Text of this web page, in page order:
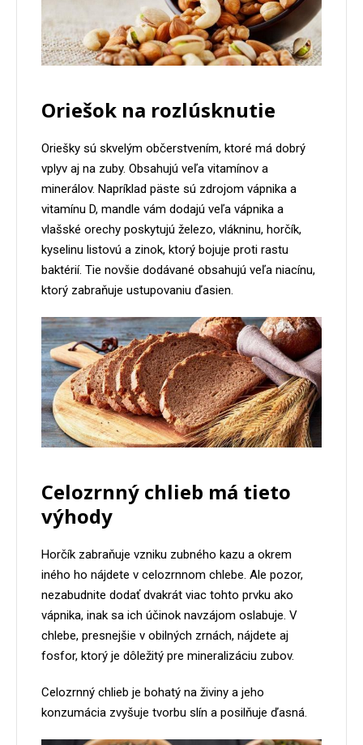
Oriešok na rozlúsknutie
Oriešky sú skvelým občerstvením, ktoré má dobrý
vplyv aj na zuby. Obsahujú veľa vitamínov a
minerálov. Napríklad päste sú zdrojom vápnika a
vitamínu D, mandle vám dodajú veľa vápnika a
vlašské orechy poskytujú železo, vlákninu, horčík,
kyselinu listovú a zinok, ktorý bojuje proti rastu
baktérií. Tie novšie dodávané obsahujú veľa niacínu,
ktorý zabraňuje ustupovaniu ďasien.
Celozrnný chlieb má tieto
výhody
Horčík zabraňuje vzniku zubného kazu a okrem
iného ho nájdete v celozrnnom chlebe. Ale pozor,
nezabudnite dodať dvakrát viac tohto prvku ako
vápnika, inak sa ich účinok navzájom oslabuje. V
chlebe, presnejšie v obilných zrnách, nájdete aj
fosfor, ktorý je dôležitý pre mineralizáciu zubov.
Celozrnný chlieb je bohatý na živiny a jeho
konzumácia zvyšuje tvorbu slín a posilňuje ďasná.